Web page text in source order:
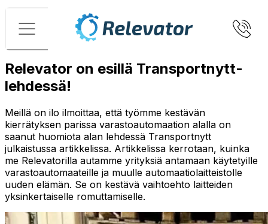
Valikko
Relevator on esillä Transportnytt-
lehdessä!
Meillä on ilo ilmoittaa, että työmme kestävän
kierrätyksen parissa varastoautomaation alalla on
saanut huomiota alan lehdessä Transportnytt
julkaistussa artikkelissa. Artikkelissa kerrotaan, kuinka
me Relevatorilla autamme yrityksiä antamaan käytetyille
varastoautomaateille ja muulle automaatiolaitteistolle
uuden elämän. Se on kestävä vaihtoehto laitteiden
yksinkertaiselle romuttamiselle.